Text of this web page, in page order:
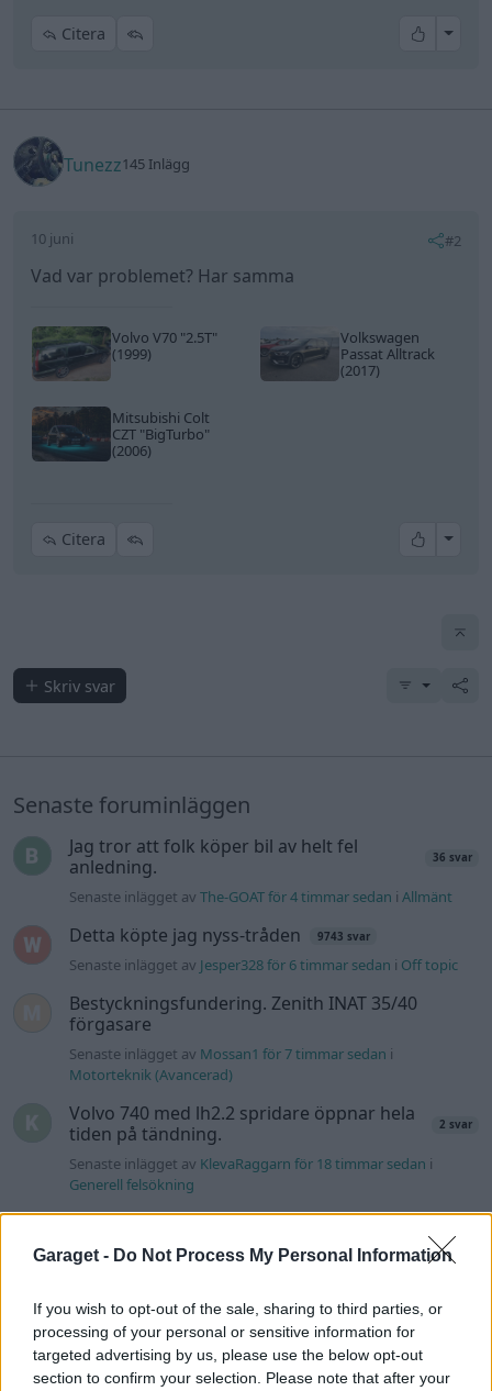
Garaget - Do Not Process My Personal Information
If you wish to opt-out of the sale, sharing to third parties, or
processing of your personal or sensitive information for
targeted advertising by us, please use the below opt-out
section to confirm your selection. Please note that after your
Citera All
Tunezz145 Inlägg
10 juni #2
Vad var problemet? Har samma
Volvo V70 "2.5T"
(1999)
Volkswagen
Passat Alltrack
(2017)
Mitsubishi Colt
CZT "BigTurbo"
(2006)
Citera All
Skriv svar
Senaste foruminläggen
Jag tror att folk köper bil av helt fel
anledning.
36 svar
Senaste inlägget avThe-GOAT för 4 timmar sedan iAllmänt
Detta köpte jag nyss-tråden 9743 svar
Senaste inlägget av Jesper328 för 6 timmar sedan i Off topic
Bestyckningsfundering. Zenith INAT 35/40
förgasare
Senaste inlägget av Mossan1 för 7 timmar sedan i
Motorteknik (Avancerad)
Volvo 740 med lh2.2 spridare öppnar hela
tiden på tändning.
2 svar
Senaste inlägget av KlevaRaggarn för 18 timmar sedan i
Generell felsökning
ID 4 vs EX 40 ?
Senaste inlägget avMickeEng för 23 timmar sedaniEl- och
Ford Mustang e Mac 2023 4 svar
Senaste inlägget avKenthIJ2 Igår 12:37iEl- och hybridbilar
Ni som kör HEV eller PHEV ? är ni nöjda?